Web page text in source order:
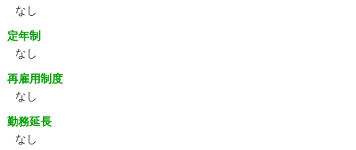
なし
定年制
なし
再雇用制度
なし
勤務延長
なし